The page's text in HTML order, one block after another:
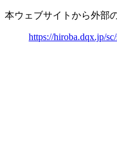
本ウェブサイトから外部
https://hiroba.dqx.jp/